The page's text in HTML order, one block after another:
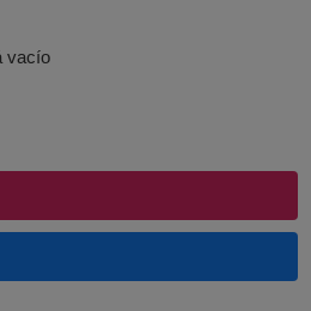
vacío